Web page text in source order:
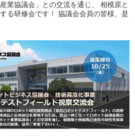
業協議会」との交流を通じ、 相模原と
る研修会です！ 協議会会員の皆様、是